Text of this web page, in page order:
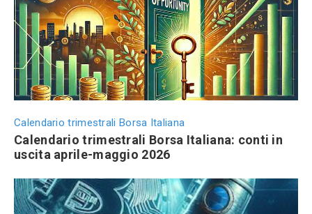
Calendario trimestrali Borsa Italiana
Calendario trimestrali Borsa Italiana: conti in
uscita aprile-maggio 2026